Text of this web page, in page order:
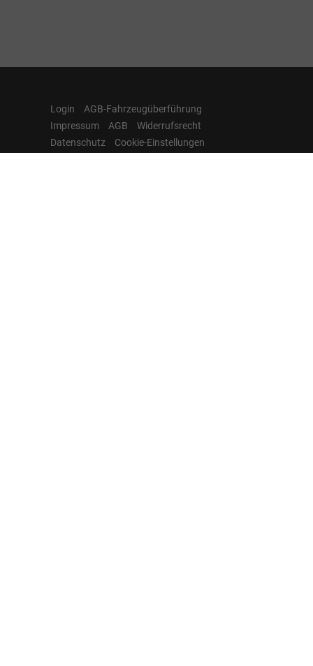
Login
AGB-Fahrzeugüberführung
Impressum
AGB
Widerrufsrecht
Datenschutz
Cookie-Einstellungen